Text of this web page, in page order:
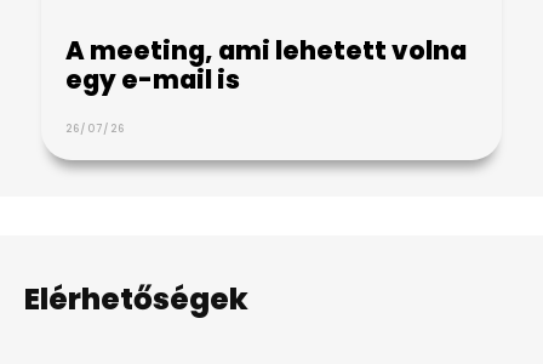
A meeting, ami lehetett volna
egy e-mail is
26/07/26
Elérhetőségek